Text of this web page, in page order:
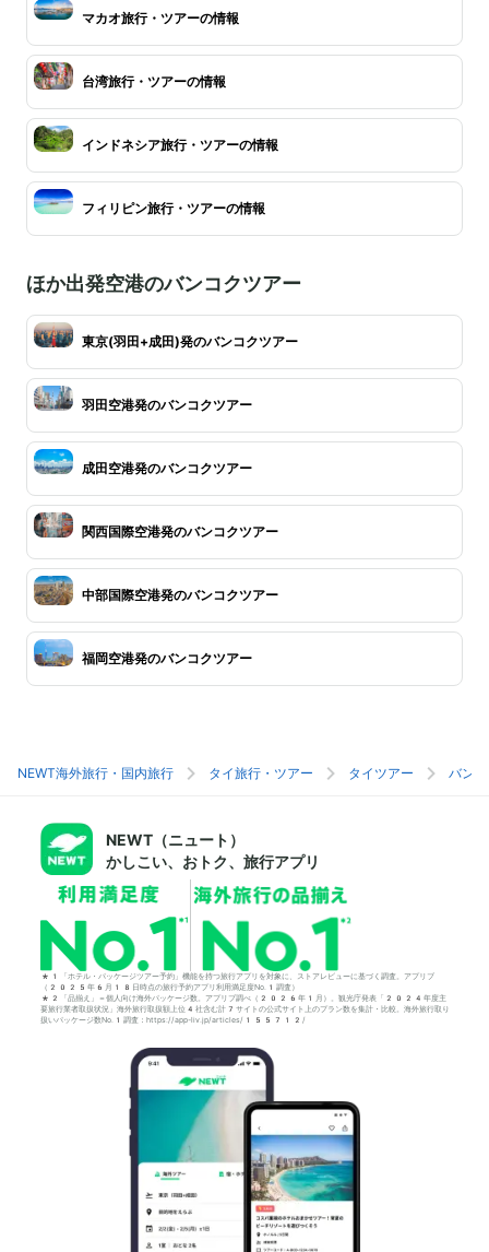
マカオ旅行・ツアーの情報
台湾旅行・ツアーの情報
インドネシア旅行・ツアーの情報
フィリピン旅行・ツアーの情報
ほか出発空港のバンコクツアー
東京(羽田+成田)発のバンコクツアー
羽田空港発のバンコクツアー
成田空港発のバンコクツアー
関西国際空港発のバンコクツアー
中部国際空港発のバンコクツアー
福岡空港発のバンコクツアー
NEWT海外旅行・国内旅行 タイ旅行・ツアー タイツアー バン
NEWT（ニュート）
かしこい、おトク、旅行アプリ
*1「ホテル・パッケージツアー予約」機能を持つ旅行アプリを対象に、ストアレビューに基づく調査。アプリブ
（2025年6月18日時点の旅行予約アプリ利用満足度No.1調査）
*2「品揃え」＝個人向け海外パッケージ数。アプリブ調べ（2026年1月）。観光庁発表「2024年度主
要旅行業者取扱状況」海外旅行取扱額上位4社含む計7サイトの公式サイト上のプラン数を集計・比較。海外旅行取り
扱いパッケージ数No.1調査：https://app-liv.jp/articles/155712/